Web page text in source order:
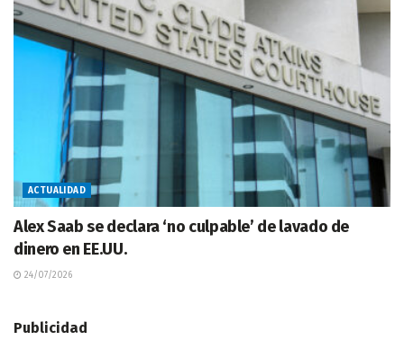
ACTUALIDAD
Alex Saab se declara ‘no culpable’ de lavado de
dinero en EE.UU.
24/07/2026
Publicidad